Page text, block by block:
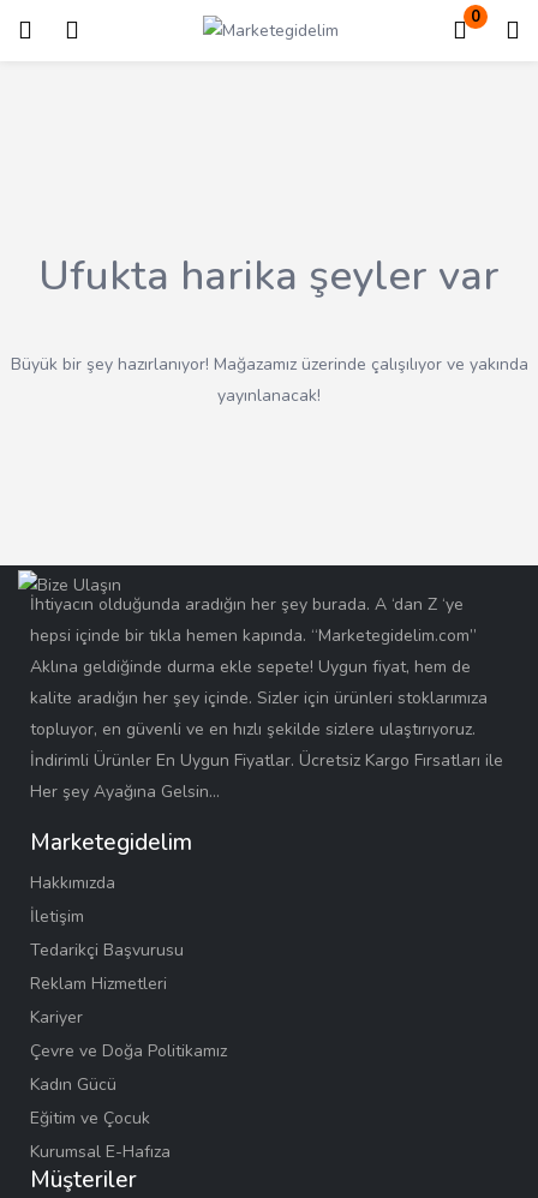
0
Giriş Kayıt ol
Ufukta harika şeyler var
Büyük bir şey hazırlanıyor! Mağazamız üzerinde çalışılıyor ve yakında
yayınlanacak!
İhtiyacın olduğunda aradığın her şey burada. A ‘dan Z ‘ye
hepsi içinde bir tıkla hemen kapında. “Marketegidelim.com”
Aklına geldiğinde durma ekle sepete! Uygun fiyat, hem de
kalite aradığın her şey içinde. Sizler için ürünleri stoklarımıza
topluyor, en güvenli ve en hızlı şekilde sizlere ulaştırıyoruz.
İndirimli Ürünler En Uygun Fiyatlar. Ücretsiz Kargo Fırsatları ile
Her şey Ayağına Gelsin…
Marketegidelim
Hakkımızda
İletişim
Tedarikçi Başvurusu
Reklam Hizmetleri
Kariyer
Çevre ve Doğa Politikamız
Kadın Gücü
Eğitim ve Çocuk
Kurumsal E-Hafıza
Müşteriler